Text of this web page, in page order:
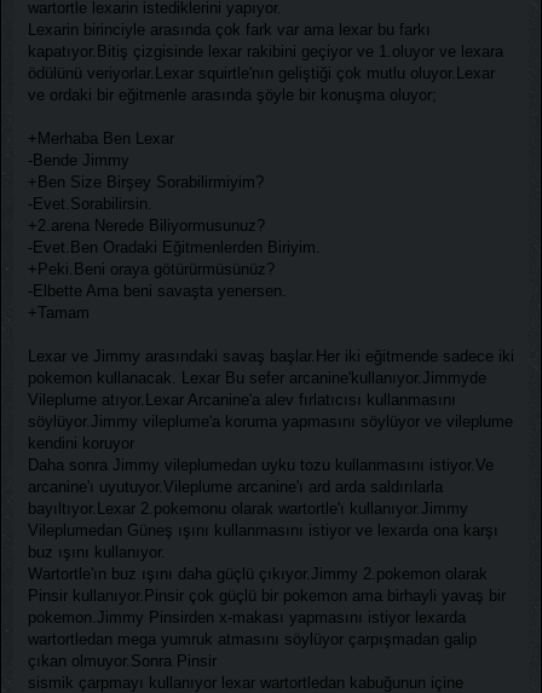
wartortle lexarin istediklerini yapıyor.
Lexarin birinciyle arasında çok fark var ama lexar bu farkı
kapatıyor.Bitiş çizgisinde lexar rakibini geçiyor ve 1.oluyor ve lexara
ödülünü veriyorlar.Lexar squirtle'nın geliştiği çok mutlu oluyor.Lexar
ve ordaki bir eğitmenle arasında şöyle bir konuşma oluyor;
+Merhaba Ben Lexar
-Bende Jimmy
+Ben Size Birşey Sorabilirmiyim?
-Evet.Sorabilirsin.
+2.arena Nerede Biliyormusunuz?
-Evet.Ben Oradaki Eğitmenlerden Biriyim.
+Peki.Beni oraya götürürmüsünüz?
-Elbette Ama beni savaşta yenersen.
+Tamam
Lexar ve Jimmy arasındaki savaş başlar.Her iki eğitmende sadece iki
pokemon kullanacak. Lexar Bu sefer arcanine'kullanıyor.Jimmyde
Vileplume atıyor.Lexar Arcanine'a alev fırlatıcısı kullanmasını
söylüyor.Jimmy vileplume'a koruma yapmasını söylüyor ve vileplume
kendini koruyor
Daha sonra Jimmy vileplumedan uyku tozu kullanmasını istiyor.Ve
arcanine'ı uyutuyor.Vileplume arcanine'ı ard arda saldırılarla
bayıltıyor.Lexar 2.pokemonu olarak wartortle'ı kullanıyor.Jimmy
Vileplumedan Güneş ışını kullanmasını istiyor ve lexarda ona karşı
buz ışını kullanıyor.
Wartortle'ın buz ışını daha güçlü çıkıyor.Jimmy 2.pokemon olarak
Pinsir kullanıyor.Pinsir çok güçlü bir pokemon ama birhayli yavaş bir
pokemon.Jimmy Pinsirden x-makası yapmasını istiyor lexarda
wartortledan mega yumruk atmasını söylüyor çarpışmadan galip
çıkan olmuyor.Sonra Pinsir
sismik çarpmayı kullanıyor lexar wartortledan kabuğunun içine